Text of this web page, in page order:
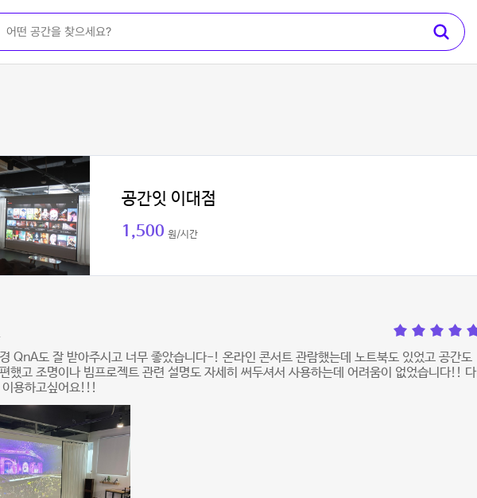
공간잇 이대점
1,500 원/시간
QnA도 잘 받아주시고 너무 좋았습니다-! 온라인 콘서트 관람했는데 노트북도 있었고 공간도
했고 조명이나 빔프로젝트 관련 설명도 자세히 써두셔서 사용하는데 어려움이 없었습니다!! 다
이용하고싶어요!!!